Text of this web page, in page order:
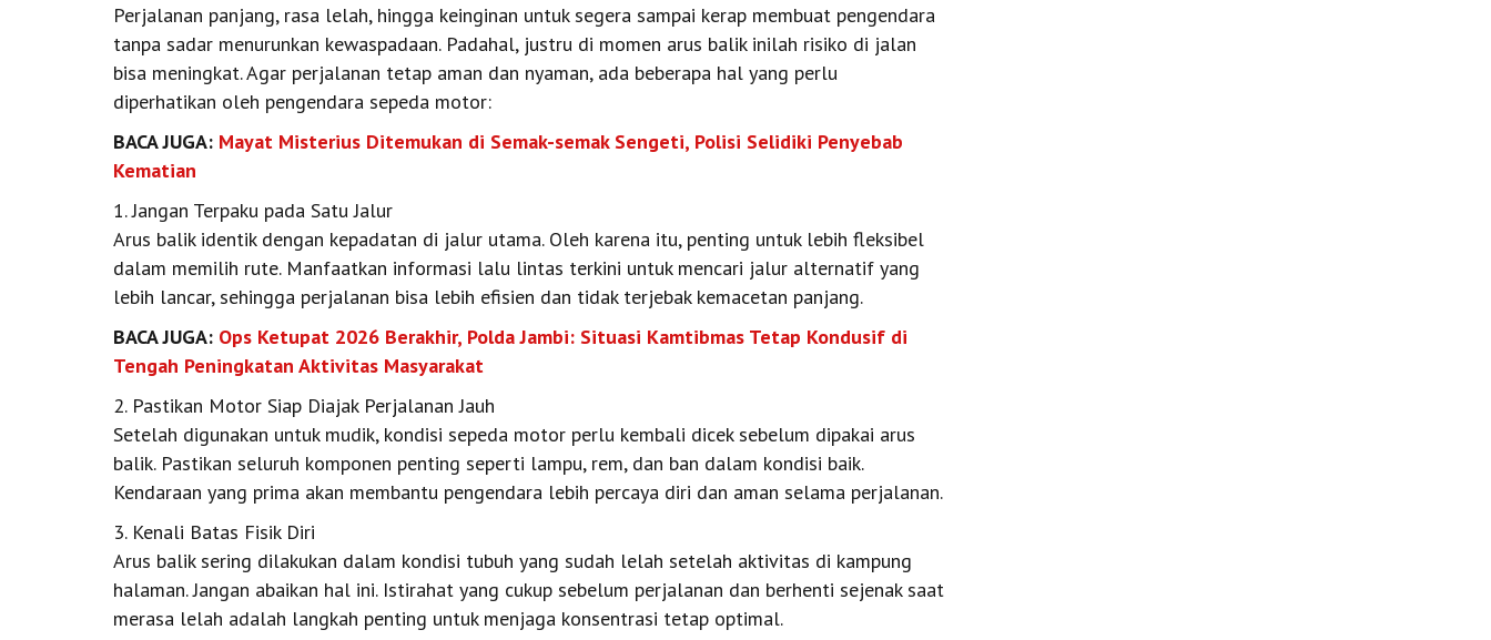
Perjalanan panjang, rasa lelah, hingga keinginan untuk segera sampai kerap membuat pengendara
tanpa sadar menurunkan kewaspadaan. Padahal, justru di momen arus balik inilah risiko di jalan
bisa meningkat. Agar perjalanan tetap aman dan nyaman, ada beberapa hal yang perlu
diperhatikan oleh pengendara sepeda motor:
BACA JUGA: Mayat Misterius Ditemukan di Semak-semak Sengeti, Polisi Selidiki Penyebab
Kematian
1. Jangan Terpaku pada Satu Jalur
Arus balik identik dengan kepadatan di jalur utama. Oleh karena itu, penting untuk lebih fleksibel
dalam memilih rute. Manfaatkan informasi lalu lintas terkini untuk mencari jalur alternatif yang
lebih lancar, sehingga perjalanan bisa lebih efisien dan tidak terjebak kemacetan panjang.
BACA JUGA: Ops Ketupat 2026 Berakhir, Polda Jambi: Situasi Kamtibmas Tetap Kondusif di
Tengah Peningkatan Aktivitas Masyarakat
2. Pastikan Motor Siap Diajak Perjalanan Jauh
Setelah digunakan untuk mudik, kondisi sepeda motor perlu kembali dicek sebelum dipakai arus
balik. Pastikan seluruh komponen penting seperti lampu, rem, dan ban dalam kondisi baik.
Kendaraan yang prima akan membantu pengendara lebih percaya diri dan aman selama perjalanan.
3. Kenali Batas Fisik Diri
Arus balik sering dilakukan dalam kondisi tubuh yang sudah lelah setelah aktivitas di kampung
halaman. Jangan abaikan hal ini. Istirahat yang cukup sebelum perjalanan dan berhenti sejenak saat
merasa lelah adalah langkah penting untuk menjaga konsentrasi tetap optimal.